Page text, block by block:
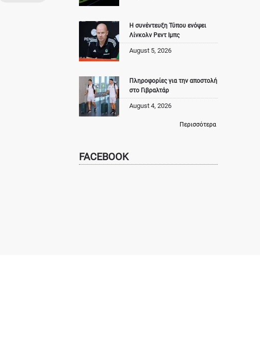
Η συνέντευξη Τύπου ενόψει
Λίνκολν Ρεντ Ιμπς
August 5, 2026
Πληροφορίες για την αποστολή
στο Γιβραλτάρ
August 4, 2026
Περισσότερα
FACEBOOK